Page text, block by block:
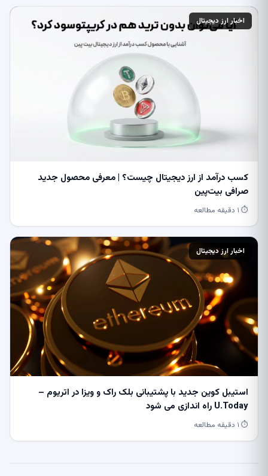
اخبار ارز دیجیتال
کسب درآمد از ارز دیجیتال چیست؟ | معرفی محصول جدید
صرافی بیت‌پین
⏱ ۱ دقیقه مطالعه
اخبار ارز دیجیتال
استیبل کوین جدید با پشتیبانی بلک راک و ویزا در اتریوم –
U.Today راه اندازی می شود
⏱ ۱ دقیقه مطالعه